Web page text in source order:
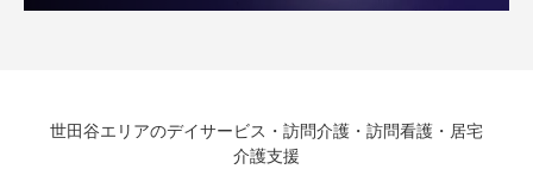
世田谷エリアのデイサービス・訪問介護・訪問看護・居宅
介護支援